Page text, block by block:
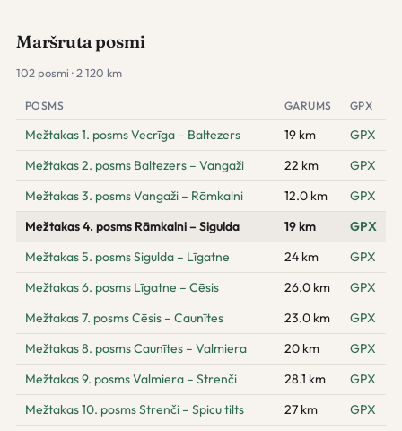
Maršruta posmi
102 posmi · 2 120 km
POSMS GARUMS GPX
Mežtakas 1. posms Vecrīga – Baltezers 19 km
GPX
Mežtakas 2. posms Baltezers – Vangaži
22 km
GPX
Mežtakas 3. posms Vangaži – Rāmkalni
12.0 km
GPX
Mežtakas 4. posms Rāmkalni – Sigulda
19 km
GPX
Mežtakas 5. posms Sigulda – Līgatne
24 km
GPX
Mežtakas 6. posms Līgatne – Cēsis
26.0 km
GPX
Mežtakas 7. posms Cēsis – Caunītes
23.0 km
GPX
Mežtakas 8. posms Caunītes – Valmiera
20 km
GPX
Mežtakas 9. posms Valmiera – Strenči
28.1 km
GPX
Mežtakas 10. posms Strenči – Spicu tilts
27 km
GPX